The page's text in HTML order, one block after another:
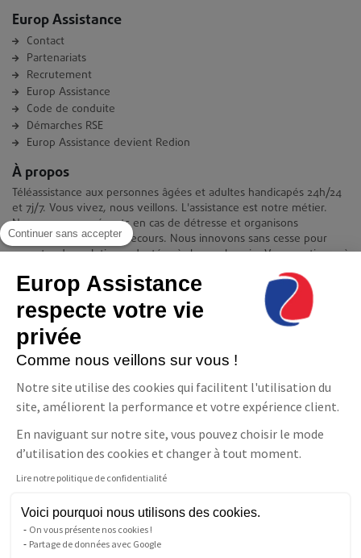
Continuer sans accepter
Europ Assistance
respecte votre vie
privée
Comme nous veillons sur vous !
Notre site utilise des cookies qui facilitent l'utilisation du
site, améliorent la performance et votre expérience client.
En naviguant sur notre site, vous pouvez choisir le mode
d’utilisation des cookies et changer à tout moment.
Lire notre politique de confidentialité
Voici pourquoi nous utilisons des cookies.
On vous présente nos cookies !
Partage de données avec Google
Europ Assistance
Contact
Partenariats
Recrutement
Europ Assistance
Code de conduite
Démarches RSE
Europ Assistance devient Redion
À propos
Téléassistance aux personnes âgées et adultes handicapés 24h/24
et 7j/7. Vous vivez, nous veillons. L'assistance est notre métier.
Nous sommes présents en cas de détresse et organisons
immédiatement votre secours. Nous innovons sans cesse pour
apporter des solutions adaptées à chaque besoin. Vous continuez à
Contact
Europ Assistance La Téléassistance
11-17 avenue François Mitterrand 93210 Saint-Denis
08 06 23 10 10(prix d'un appel local)
NOUS CONTACTER
Suivez-nous
Facebook
LinkedInYouTube